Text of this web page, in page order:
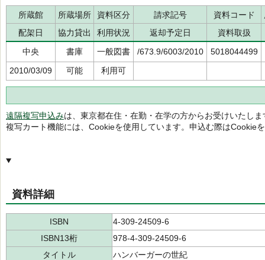
所蔵館 所蔵場所 資料区分 請求記号 資料コード
配架日
協力貸出 利用状況 返却予定日
資料取扱
中央
書庫 一般図書 /673.9/6003/2010
5018044499
2010/03/09
可能 利用可
遠隔複写申込みは、東京都在住・在勤・在学の方からお受けいたしま
複写カート機能には、Cookieを使用しています。申込む際はCookie
資料詳細
ISBN
4-309-24509-6
ISBN13桁
978-4-309-24509-6
タイトル
ハンバーガーの世紀